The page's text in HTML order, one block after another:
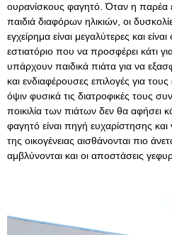
ουρανίσκους φαγητό. Όταν η παρέα
παιδιά διαφόρων ηλικιών, οι
εγχείρημα είναι μεγαλύτερες και
εστιατόριο που να προσφέρει κάτι
υπάρχουν παιδικά πιάτα για να
και ενδιαφέρουσες επιλογές για
όψιν φυσικά τις διατροφικές τους
ποικιλία των πιάτων δεν θα αφήσει
φαγητό είναι πηγή ευχαρίστησης
της οικογένειας αισθάνονται πιο
αμβλύνονται και οι αποστάσεις